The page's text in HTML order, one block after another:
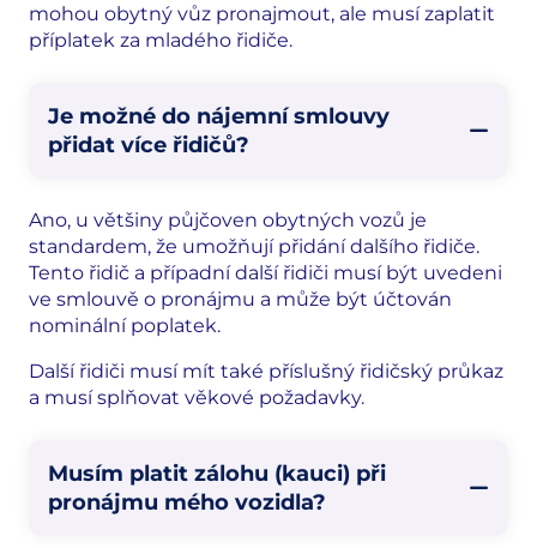
mohou obytný vůz pronajmout, ale musí zaplatit
příplatek za mladého řidiče.
Je možné do nájemní smlouvy
přidat více řidičů?
Ano, u většiny půjčoven obytných vozů je
standardem, že umožňují přidání dalšího řidiče.
Tento řidič a případní další řidiči musí být uvedeni
ve smlouvě o pronájmu a může být účtován
nominální poplatek.
Další řidiči musí mít také příslušný řidičský průkaz
a musí splňovat věkové požadavky.
Musím platit zálohu (kauci) při
pronájmu mého vozidla?